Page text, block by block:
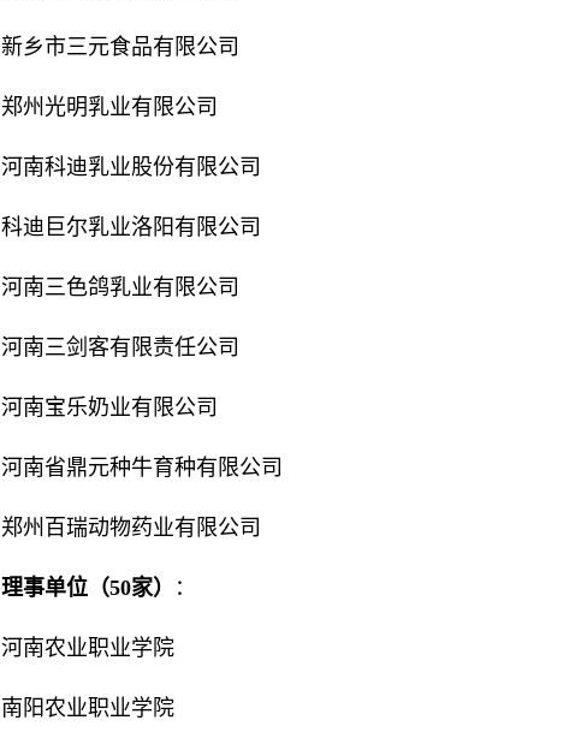
新乡市三元食品有限公司
郑州光明乳业有限公司
河南科迪乳业股份有限公司
科迪巨尔乳业洛阳有限公司
河南三色鸽乳业有限公司
河南三剑客有限责任公司
河南宝乐奶业有限公司
河南省鼎元种牛育种有限公司
郑州百瑞动物药业有限公司
理事单位（50家） ：
河南农业职业学院
南阳农业职业学院